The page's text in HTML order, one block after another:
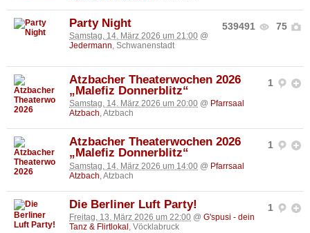
539491 75
Party Night
Samstag, 14. März 2026 um 21:00 @
Jedermann, Schwanenstadt
1
Atzbacher Theaterwochen 2026
„Malefiz Donnerblitz“
Samstag, 14. März 2026 um 20:00 @ Pfarrsaal
Atzbach, Atzbach
1
Atzbacher Theaterwochen 2026
„Malefiz Donnerblitz“
Samstag, 14. März 2026 um 14:00 @ Pfarrsaal
Atzbach , Atzbach
1
Die Berliner Luft Party!
Freitag, 13. März 2026 um 22:00 @ G'spusi - dein
Tanz & Flirtlokal , Vöcklabruck